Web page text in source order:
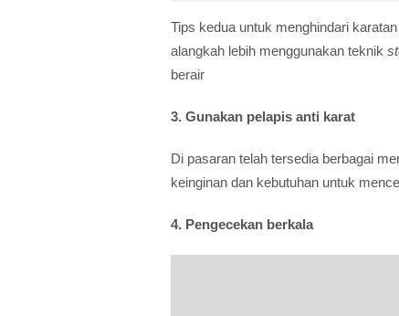
Tips kedua untuk menghindari
alangkah lebih menggunakan teknik
berair
3. Gunakan pelapis anti karat
Di pasaran telah tersedia berbagai
keinginan dan kebutuhan untuk
4. Pengecekan berkala